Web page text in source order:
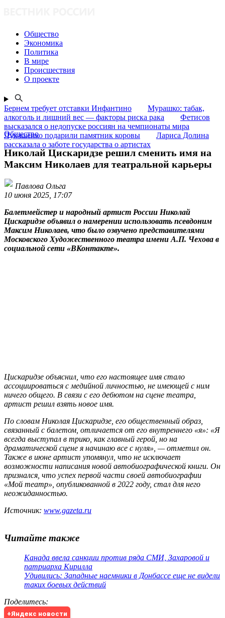
Общество
Экономика
Политика
В мире
Происшествия
О проекте
Бернем требует отставки Инфантино
Мурашко: табак,
алкоголь и лишний вес — факторы риска рака
Фетисов
высказался о недопуске россиян на чемпионаты мира
Лукашенко подарили памятник коровы
Лариса Долина
рассказала о заботе государства о артистах
Общество
Николай Цискаридзе решил сменить имя на
Максим Николаев для театральной карьеры
Павлова Ольга
10 июня 2025, 17:07
Балетмейстер и народный артист России Николай
Цискаридзе объявил о намерении использовать псевдоним
Максим Николаев, что было озвучено представителями
Московского Художественного театра имени А.П. Чехова в
социальной сети «ВКонтакте».
Цискаридзе объяснил, что его настоящее имя стало
ассоциироваться с медийной личностью, не имеющей с ним
ничего общего. В связи с его дебютом на сцене театра,
артист решил взять новое имя.
По словам Николая Цискаридзе, его общественный образ,
связанный с балетом, отличается от его внутреннего «я»: «Я
всегда выступал в трико, как главный герой, но на
драматической сцене я начинаю все с нуля», — отметил он.
Также в июне артист упомянул, что не исключает
возможности написания новой автобиографической книги. Он
признался, что успех первой части своей автобиографии
«Мой театр», опубликованной в 2022 году, стал для него
неожиданностью.
Источник: www.gazeta.ru
Читайте также
Канада ввела санкции против ряда СМИ, Захаровой и
патриарха Кирилла
Удивились: Западные наемники в Донбассе еще не видели
таких боевых действий
Поделитесь:
+Яндекс новости